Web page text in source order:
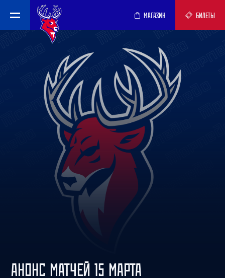
МАГАЗИН БИЛЕТЫ
АНОНС МАТЧЕЙ 15 МАРТА